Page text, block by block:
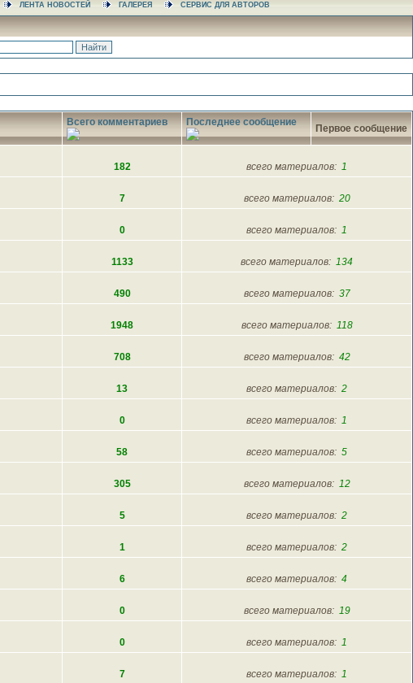
ЛЕНТА НОВОСТЕЙ ГАЛЕРЕЯ СЕРВИС ДЛЯ АВТОРОВ
Всего комментариев Последнее сообщение
Первое сообщение
182 всего материалов: 1
7 всего материалов: 20
0 всего материалов: 1
1133 всего материалов: 134
490 всего материалов: 37
1948 всего материалов: 118
708 всего материалов: 42
13 всего материалов: 2
0 всего материалов: 1
58 всего материалов: 5
305 всего материалов: 12
5 всего материалов: 2
1 всего материалов: 2
6 всего материалов: 4
0 всего материалов: 19
0 всего материалов: 1
7 всего материалов: 1